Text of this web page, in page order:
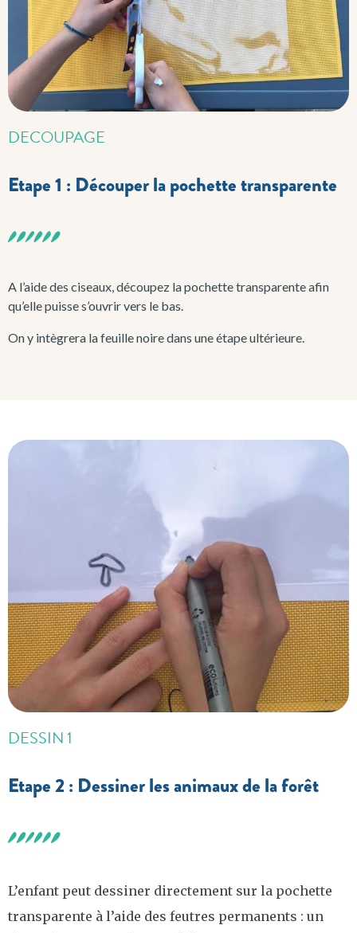
DECOUPAGE
Etape 1 : Découper la pochette transparente
A l’aide des ciseaux, découpez la pochette transparente afin
qu’elle puisse s’ouvrir vers le bas.
On y intègrera la feuille noire dans une étape ultérieure.
DESSIN 1
Etape 2 : Dessiner les animaux de la forêt
L’enfant peut dessiner directement sur la pochette
transparente à l’aide des feutres permanents : un